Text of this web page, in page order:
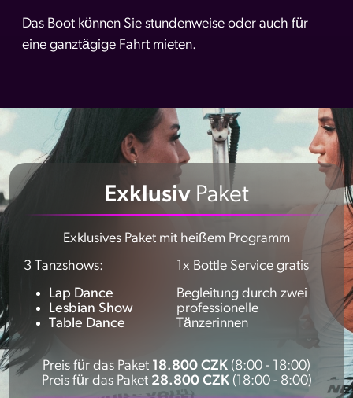
Das Boot können Sie stundenweise oder auch für
eine ganztägige Fahrt mieten.
Exklusiv Paket
Exklusives Paket mit heißem Programm
3 Tanzshows:
Lap Dance
Lesbian Show
Table Dance
1x Bottle Service gratis
Begleitung durch zwei
professionelle
Tänzerinnen
Preis für das Paket 18.800 CZK (8:00 - 18:00)
Preis für das Paket 28.800 CZK (18:00 - 8:00)